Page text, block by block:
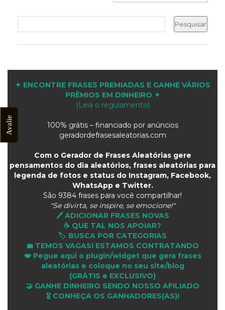
✦ ENCONTRE FRASES PREMIADAS E GANHE VÁRIOS
PRÊMIOS EM DINHEIRO ✦
(Leia o regulamento)
100% grátis – financiado por anúncios
geradordefrasesaleatorias.com
Com o Gerador de Frases Aleatórias gere
pensamentos do dia aleatórios, frases aleatórias para
legenda de fotos e status do Instagram, Facebook,
WhatsApp e Twitter.
São 9384 frases para você compartilhar!
"Se divirta, se inspire, se emocione!"
🖊️ ADICIONAR FRASES NOVAS
☕ QUE TAL NOS APOIAR?
🏷️ BUSCA POR CATEGORIAS
💼 TEMOS VAGAS! ESTAMOS CONTRATANDO
❤️ Pegue aqui o plugin/widget que gera frases
aleatórias e coloque no seu site/blog
(GRÁTIS e EXCLUSIVO)
🤝 GANHE DINHEIRO SENDO NOSSO AFILIADO
🎖 CONHEÇA OS GANHADORES(AS)!
Avalie